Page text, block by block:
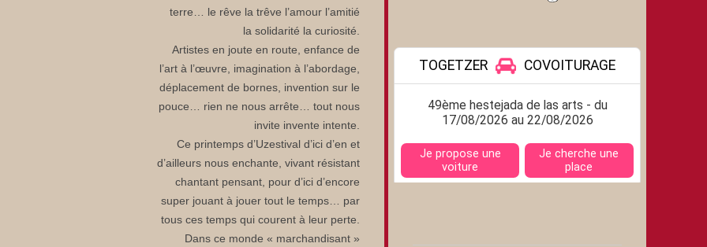
terre… le rêve la trêve l’amour l’amitié
la solidarité la curiosité.
Artistes en joute en route, enfance de
l’art à l’œuvre, imagination à l’abordage,
déplacement de bornes, invention sur le
pouce… rien ne nous arrête… tout nous
invite invente intente.
Ce printemps d’Uzestival d’ici d’en et
d’ailleurs nous enchante, vivant résistant
chantant pensant, pour d’ici d’encore
super jouant à jouer tout le temps… par
tous ces temps qui courent à leur perte.
Dans ce monde « marchandisant »